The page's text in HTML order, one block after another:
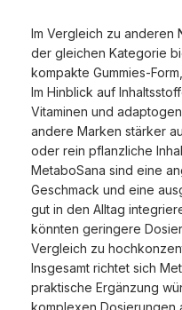
Im Vergleich zu anderen
der gleichen Kategorie
kompakte Gummies-
Im Hinblick auf
Vitaminen und
andere Marken stärker
oder rein pflanzliche
MetaboSana sind eine
Geschmack und eine
gut in den Alltag
könnten geringere
Vergleich zu
Insgesamt richtet sich
praktische Ergänzung